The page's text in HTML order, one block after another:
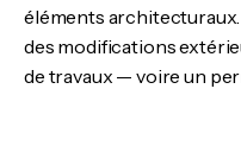
éléments
des modifications
de travaux — voire un